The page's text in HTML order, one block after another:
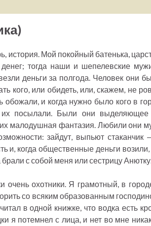
история. Мой покойный батенька,
тогда наши и шепелевские
деньги за полгода. Человек они
кого, или обидеть, или, скажем, не
и когда нужно было кого в
их посылали. Были они выделяющее
малодушная фантазия. Любили они
зайдут, выпьют стаканчик
и, когда общественные деньги возили,
брали с собой меня или сестрицу
очень охотники. Я грамотный, в
со всяким образованным
в одной книжке, что водка есть
я потемнел с лица, и нет во мне